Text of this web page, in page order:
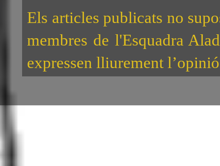
Els articles publicats no
membres de l'Esquadra
expressen lliurement